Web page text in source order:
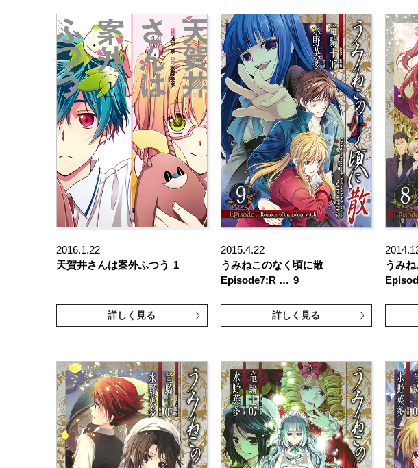
2016.1.22
天賀井さんは案外ふつう 1
詳しく見る
2015.4.22
うみねこのなく頃に散
Episode7:R … 9
詳しく見る
うみ